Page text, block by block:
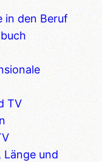
in den Beruf
TV
und